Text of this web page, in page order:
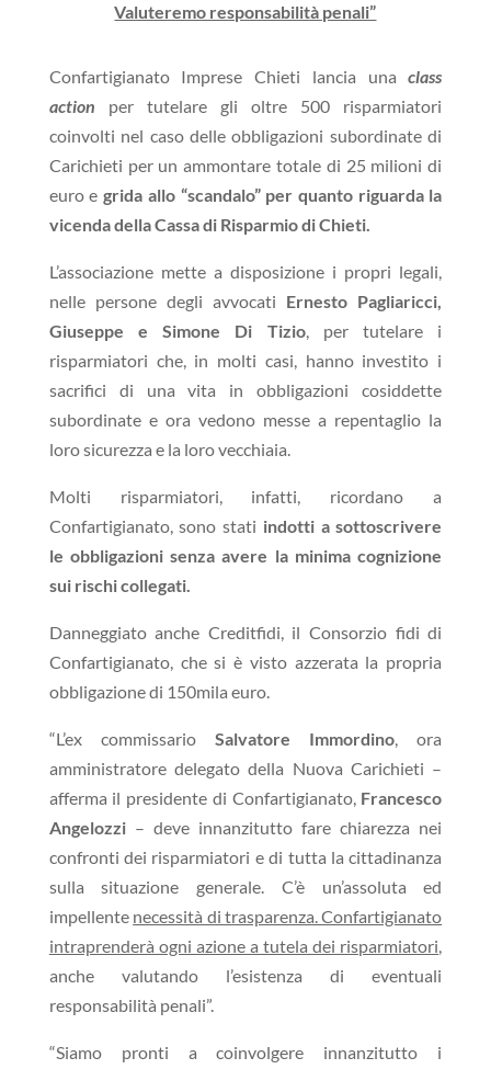
Valuteremo responsabilità penali”
Confartigianato Imprese Chieti lancia unaclass
action per tutelare gli oltre 500 risparmiatori
coinvolti nel caso delle obbligazioni subordinate di
Carichieti per un ammontare totale di 25 milioni di
euro egrida allo “scandalo” per quanto riguarda la
vicenda della Cassa di Risparmio di Chieti.
L’associazione mette a disposizione i propri legali,
nelle persone degli avvocati Ernesto Pagliaricci,
Giuseppe e Simone Di Tizio, per tutelare i
risparmiatori che, in molti casi, hanno investito i
sacrifici di una vita in obbligazioni cosiddette
subordinate e ora vedono messe a repentaglio la
loro sicurezza e la loro vecchiaia.
Molti risparmiatori, infatti, ricordano a
Confartigianato, sono stati indotti a sottoscrivere
le obbligazioni senza avere la minima cognizione
sui rischi collegati.
Danneggiato anche Creditfidi, il Consorzio fidi di
Confartigianato, che si è visto azzerata la propria
obbligazione di 150mila euro.
“L’ex commissario Salvatore Immordino, ora
amministratore delegato della Nuova Carichieti –
afferma il presidente di Confartigianato, Francesco
Angelozzi– deve innanzitutto fare chiarezza nei
confronti dei risparmiatori e di tutta la cittadinanza
sulla situazione generale. C’è un’assoluta ed
impellente necessità di trasparenza. Confartigianato
intraprenderà ogni azione a tutela dei risparmiatori,
anche valutando l’esistenza di eventuali
responsabilità penali”.
“Siamo pronti a coinvolgere innanzitutto i